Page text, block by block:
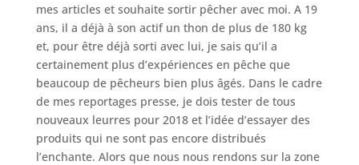
mes articles et souhaite sortir pêcher avec moi. A 19
ans, il a déjà à son actif un thon de plus de 180 kg
et, pour être déjà sorti avec lui, je sais qu’il a
certainement plus d’expériences en pêche que
beaucoup de pêcheurs bien plus âgés. Dans le cadre
de mes reportages presse, je dois tester de tous
nouveaux leurres pour 2018 et l’idée d’essayer des
produits qui ne sont pas encore distribués
l’enchante. Alors que nous nous rendons sur la zone